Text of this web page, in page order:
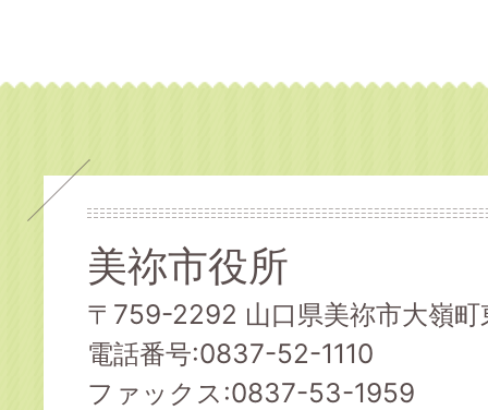
美祢市役所
〒759-2292 山口県美祢市大嶺
電話番号:0837-52-1110
ファックス:0837-53-1959